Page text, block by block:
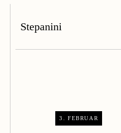
Stepanini
3. FEBRUAR